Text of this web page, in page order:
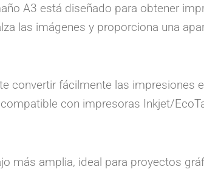
A3 está diseñado para obtener
las imágenes y proporciona una
convertir fácilmente las impresiones
con impresoras Inkjet/
más amplia, ideal para proyectos